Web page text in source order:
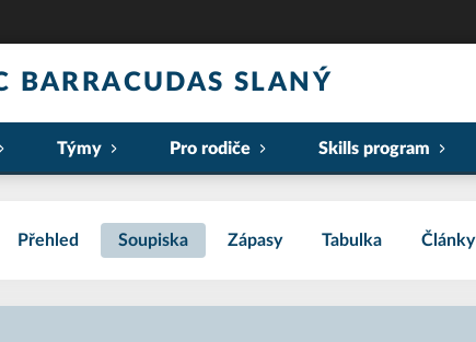
BARRACUDAS SLANÝ
Týmy Pro rodiče Skills program
Přehled Soupiska Zápasy Tabulka Články